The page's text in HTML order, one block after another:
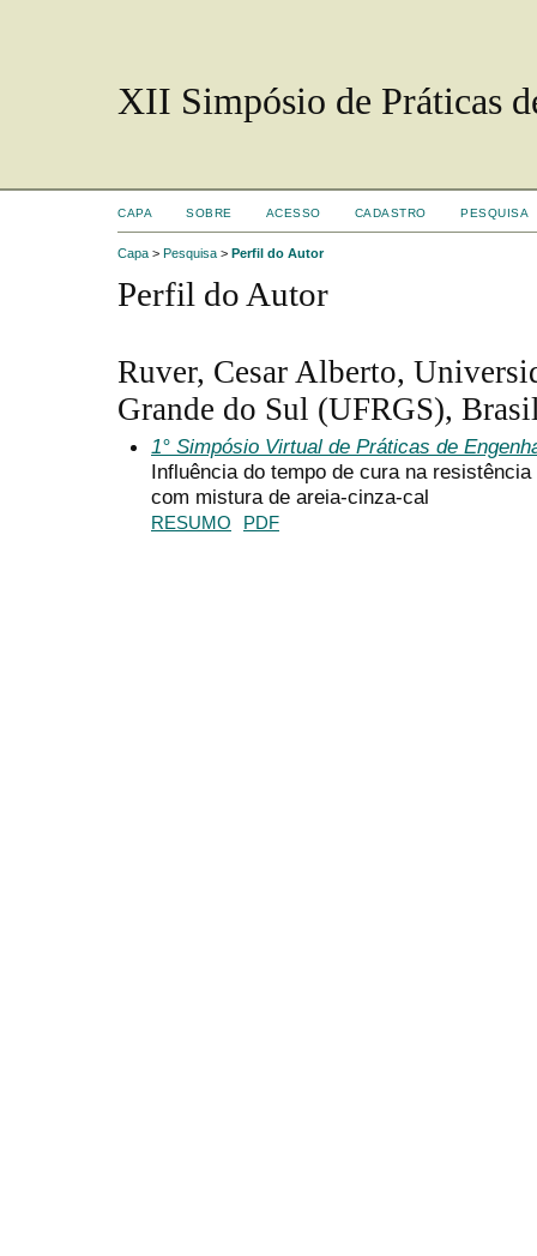
XII Simpósio de Práticas
CAPA SOBRE ACESSO CADASTRO PESQUISA
Capa > Pesquisa > Perfil do Autor
Perfil do Autor
Ruver, Cesar Alberto,
Grande do Sul (UFRGS),
1° Simpósio Virtual de Práticas de
Influência do tempo de cura na
com mistura de areia-cinza-cal
RESUMO PDF